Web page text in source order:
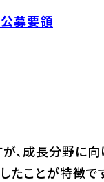
募要領
、成長分野に
たことが特徴で